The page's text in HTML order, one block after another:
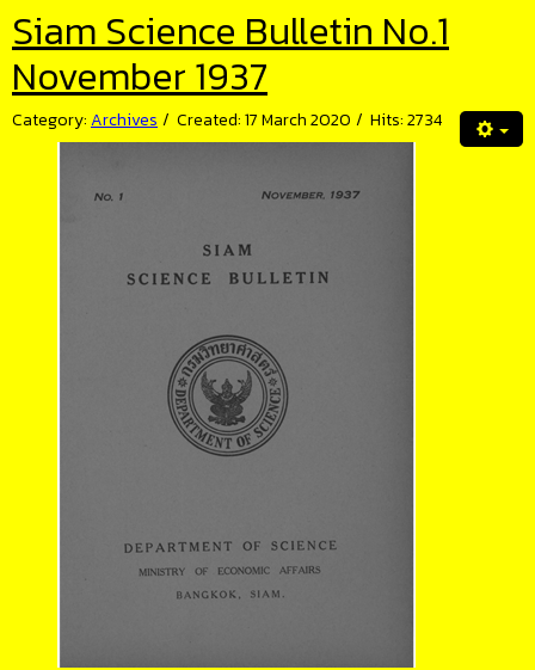
Siam Science Bulletin No.1
November 1937
Category:Archives Created: 17 March 2020 Hits: 2734